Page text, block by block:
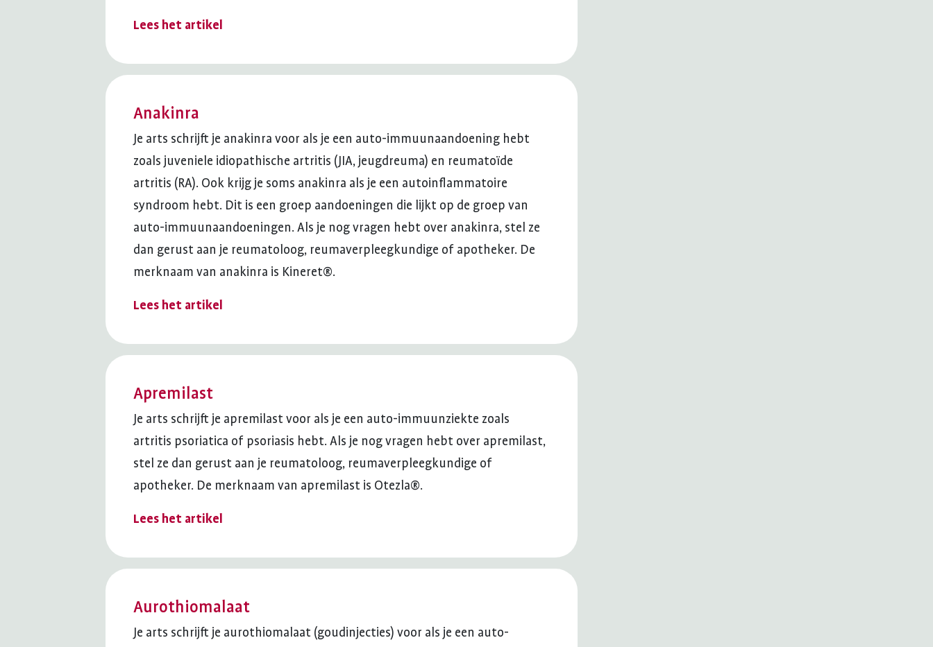
Lees het artikel
Anakinra
Je arts schrijft je anakinra voor als je een auto-immuunaandoening hebt
zoals juveniele idiopathische artritis (JIA, jeugdreuma) en reumatoïde
artritis (RA). Ook krijg je soms anakinra als je een autoinflammatoire
syndroom hebt. Dit is een groep aandoeningen die lijkt op de groep van
auto-immuunaandoeningen. Als je nog vragen hebt over anakinra, stel ze
dan gerust aan je reumatoloog, reumaverpleegkundige of apotheker. De
merknaam van anakinra is Kineret®.
Lees het artikel
Apremilast
Je arts schrijft je apremilast voor als je een auto-immuunziekte zoals
artritis psoriatica of psoriasis hebt. Als je nog vragen hebt over apremilast,
stel ze dan gerust aan je reumatoloog, reumaverpleegkundige of
apotheker. De merknaam van apremilast is Otezla®.
Lees het artikel
Aurothiomalaat
Je arts schrijft je aurothiomalaat (goudinjecties) voor als je een auto-